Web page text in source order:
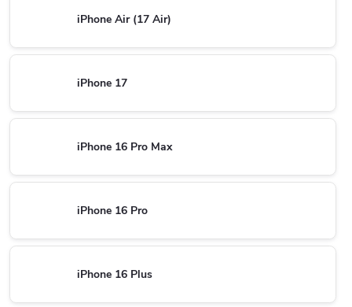
iPhone Air (17 Air)
iPhone 17
iPhone 16 Pro Max
iPhone 16 Pro
iPhone 16 Plus